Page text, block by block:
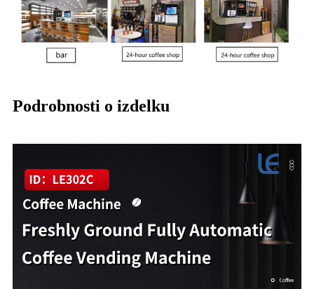
Podrobnosti o izdelku